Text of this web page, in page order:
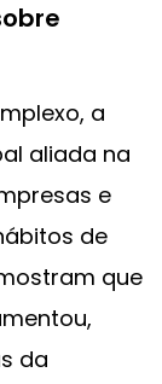
a
aliada na
e
de
que
da